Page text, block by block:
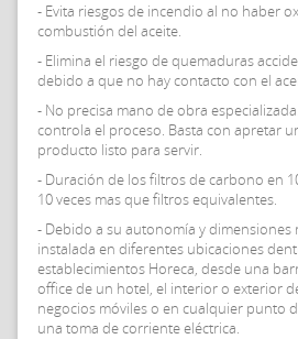
- Evita riesgos de incendio al no haber
combustión del aceite.
- Elimina el riesgo de quemaduras
debido a que no hay contacto con el
- No precisa mano de obra
controla el proceso. Basta con apretar
producto listo para servir.
- Duración de los filtros de carbono en
10 veces mas que filtros equivalentes.
- Debido a su autonomía y dimensiones
instalada en diferentes ubicaciones
establecimientos Horeca, desde una
office de un hotel, el interior o exterior
negocios móviles o en cualquier punto
una toma de corriente eléctrica.